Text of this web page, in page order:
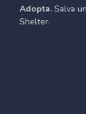
Adopta. Salva
Shelter.